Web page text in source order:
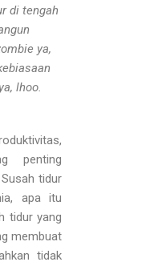
di tengah
ya,
lhoo.
penting
tidur
apa itu
tidur yang
membuat
tidak